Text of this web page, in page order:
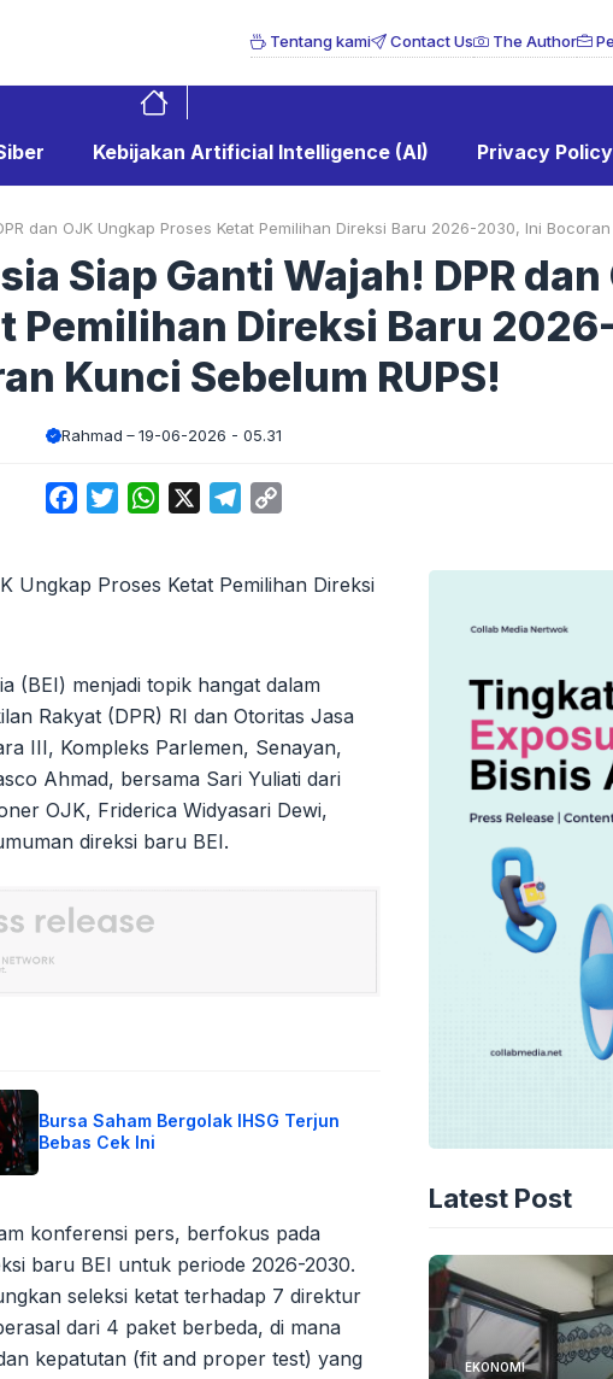
Tentang kami Contact Us The Author
Kebijakan Artificial Intelligence (AI) Privacy Policy
dan OJK Ungkap Proses Ketat Pemilihan Direksi Baru 2026-2030, Ini Bocoran
Siap Ganti Wajah! DPR dan
Pemilihan Direksi Baru
Kunci Sebelum RUPS!
Rahmad 19-06-2026 - 05.31
FacebookTwitterWhatsApp Telegram
(BEI) menjadi topik hangat dalam
Rakyat (DPR) RI dan Otoritas Jasa
III, Kompleks Parlemen, Senayan,
Ahmad, bersama Sari Yuliati dari
OJK, Friderica Widyasari Dewi,
direksi baru BEI.
Bursa Saham Bergolak IHSG Terjun
Bebas Cek Ini
konferensi pers, berfokus pada
baru BEI untuk periode 2026-2030.
seleksi ketat terhadap 7 direktur
dari 4 paket berbeda, di mana
kepatutan (fit and proper test) yang
Latest Post
EKONOMI